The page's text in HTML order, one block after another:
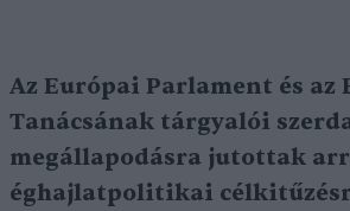
Az Európai Parlament és az
Tanácsának tárgyalói
megállapodásra jutottak
éghajlatpolitikai